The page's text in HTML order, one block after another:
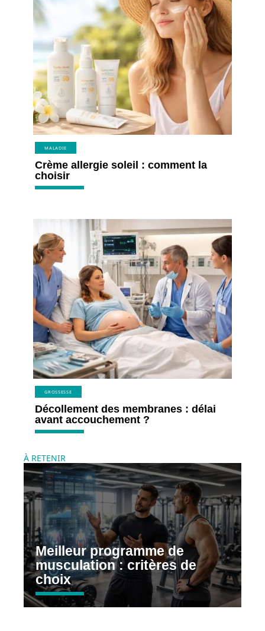
MALADIE
Crème allergie soleil : comment la
choisir
GROSSESSE
Décollement des membranes : délai
avant accouchement ?
À RETENIR
Meilleur programme de
musculation : critères de
choix